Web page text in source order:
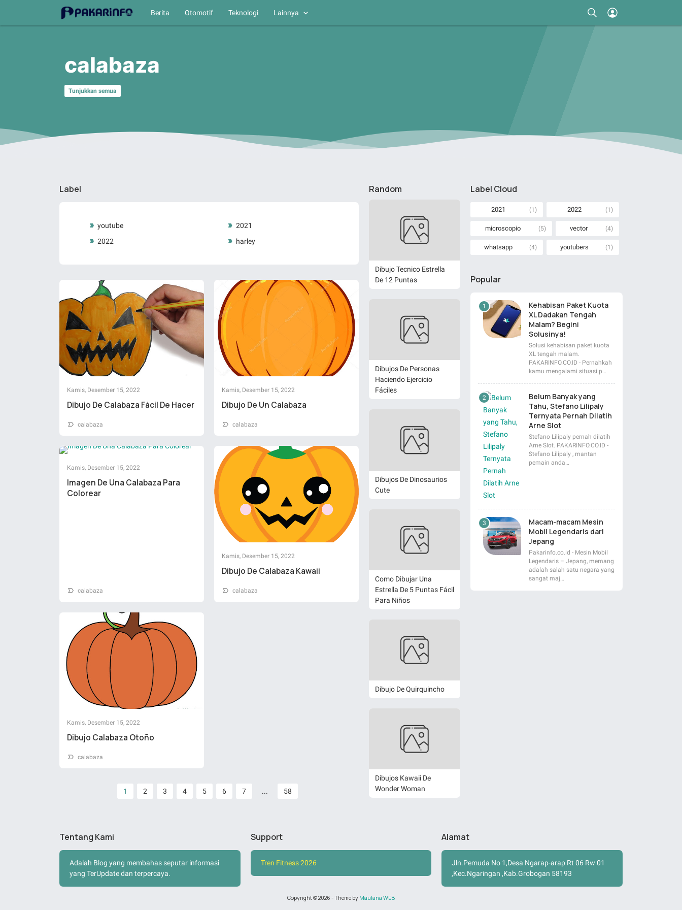
Berita Otomotif Teknologi Lainnya
calabaza
Tunjukkan semua
Label
youtube
2021
2022
harley
Kamis, Desember 15, 2022
Dibujo De Calabaza Fácil De Hacer
calabaza
Kamis, Desember 15, 2022
Dibujo De Un Calabaza
calabaza
Kamis, Desember 15, 2022
Imagen De Una Calabaza Para
Colorear
calabaza
Kamis, Desember 15, 2022
Dibujo De Calabaza Kawaii
calabaza
Kamis, Desember 15, 2022
Dibujo Calabaza Otoño
calabaza
1 2 3 4 5 6 7 ... 58
Random
Dibujo Tecnico Estrella
De 12 Puntas
Dibujos De Personas
Haciendo Ejercicio
Fáciles
Dibujos De Dinosaurios
Cute
Como Dibujar Una
Estrella De 5 Puntas Fácil
Para Niños
Dibujo De Quirquincho
Dibujos Kawaii De
Wonder Woman
Label Cloud
2021 (1) 2022 (1)
microscopio (5) vector (4)
whatsapp (4) youtubers (1)
Popular
Kehabisan Paket Kuota
XL Dadakan Tengah
Malam? Begini
Solusinya!
Solusi kehabisan paket kuota
XL tengah malam.
PAKARINFO.CO.ID - Pernahkah
kamu mengalami situasi p…
Belum Banyak yang
Tahu, Stefano Lilipaly
Ternyata Pernah Dilatih
Arne Slot
Stefano Lilipaly pernah dilatih
Arne Slot. PAKARINFO.CO.ID -
Stefano Lilipaly , mantan
pemain anda…
Macam-macam Mesin
Mobil Legendaris dari
Jepang
Pakarinfo.co.id - Mesin Mobil
Legendaris – Jepang, memang
adalah salah satu negara yang
sangat maj…
Tentang Kami
Adalah Blog yang membahas seputar informasi
yang TerUpdate dan terpercaya.
Support
Tren Fitness 2026
Alamat
Jln.Pemuda No 1,Desa Ngarap-arap Rt 06 Rw 01
,Kec.Ngaringan ,Kab.Grobogan 58193
Copyright ©2026 - Theme by Maulana WEB